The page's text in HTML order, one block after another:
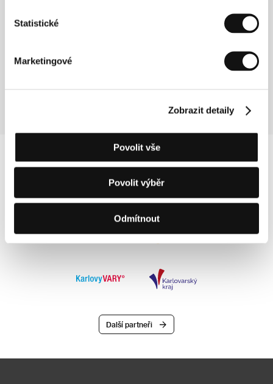
Statistické
Marketingové
Zobrazit detaily
Povolit vše
Povolit výběr
Odmítnout
– sonda do života 80. let prostřednictvím šesti let v
životě sedmi manželských párů, TV cyklus Řekni mi
delikventů v průběhu tří až šesti let. Před dokončením
je časosběrný dokument Sestřičky (1989), sledující
Další partneři